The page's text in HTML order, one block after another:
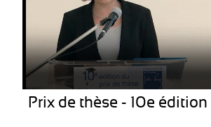
Prix de thèse - 10e édition